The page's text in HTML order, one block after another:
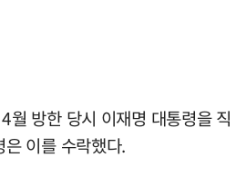
월 방한 당시 이재명 대통령을 직
이를 수락했다.